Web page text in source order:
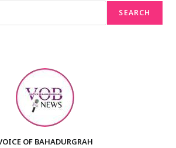
SEARCH
OF BAHADURGRAH